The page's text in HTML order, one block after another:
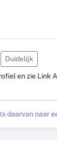
Duidelijk
en zie Link
daarvan naar